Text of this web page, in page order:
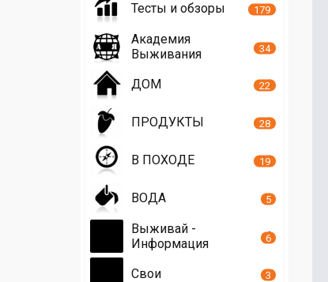
Тесты и обзоры 179
Академия
Выживания
34
ДОМ 22
ПРОДУКТЫ 28
В ПОХОДЕ 19
ВОДА 5
Выживай -
Информация
6
Свои 3